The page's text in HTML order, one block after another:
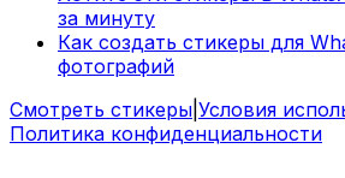
за минуту
Как создать стикеры для
фотографий
Смотреть стикеры Условия
Политика конфиденциальности